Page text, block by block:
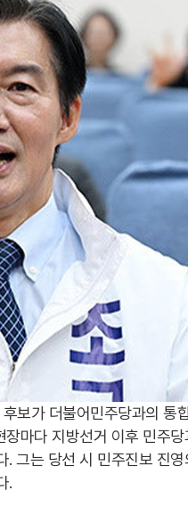
보가 더불어민주당과의 통
마다 지방선거 이후 민주
그는 당선 시 민주진보 진
.